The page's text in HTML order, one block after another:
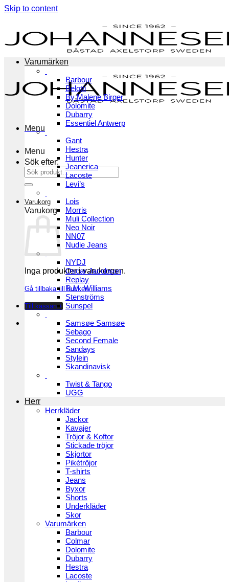
Skip to content
Menu
Menu
Sök efter:
Varukorg
Varukorg
Inga produkter i varukorgen.
Gå tillbaka till butiken
Till kassan +
Varumärken
Barbour
Belotti
By Malene Birger
Dolomite
Dubarry
Essentiel Antwerp
Gant
Hestra
Hunter
Jeanerica
Lacoste
Levi’s
Lois
Morris
Muli Collection
Neo Noir
NN07
Nudie Jeans
NYDJ
Oscar Jacobson
Replay
R.M. Williams
Stenströms
Sunspel
Samsøe Samsøe
Sebago
Second Female
Sandays
Stylein
Skandinavisk
Twist & Tango
UGG
Herr
Herrkläder
Jackor
Kavajer
Tröjor & Koftor
Stickade tröjor
Skjortor
Pikétröjor
T-shirts
Jeans
Byxor
Shorts
Underkläder
Skor
Varumärken
Barbour
Colmar
Dolomite
Dubarry
Hestra
Lacoste